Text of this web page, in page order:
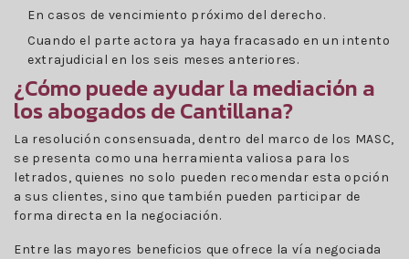
En casos de vencimiento próximo del derecho.
Cuando el parte actora ya haya fracasado en un intento
extrajudicial en los seis meses anteriores.
¿Cómo puede ayudar la mediación a
los abogados de Cantillana?
La resolución consensuada, dentro del marco de los MASC,
se presenta como una herramienta valiosa para los
letrados, quienes no solo pueden recomendar esta opción
a sus clientes, sino que también pueden participar de
forma directa en la negociación.
Entre las mayores beneficios que ofrece la vía negociada